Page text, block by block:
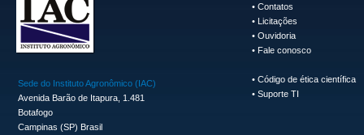
Sede do Instituto Agronômico (IAC)
Avenida Barão de Itapura, 1.481
Botafogo
Campinas (SP) Brasil
• Contatos
• Licitações
• Ouvidoria
• Fale conosco
• Código de ética científica
• Suporte TI